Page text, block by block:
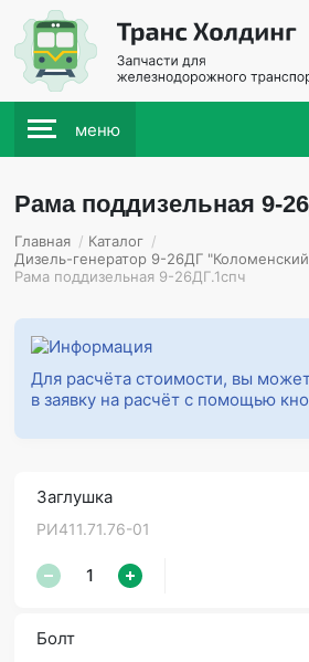
меню
Рама поддизельная 9-
Главная / Каталог /
Дизель-генератор 9-26ДГ
Рама поддизельная 9-26ДГ.1спч
Для расчёта стоимости, вы
в заявку на расчёт с помощью
Заглушка
РИ411.71.76-01
Болт